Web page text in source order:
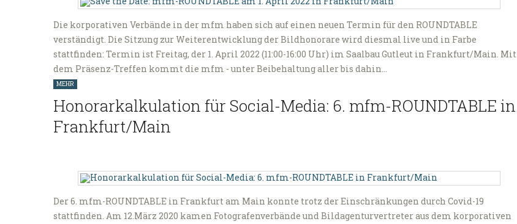
Die korporativen Verbände in der mfm haben sich auf einen neuen Termin für den ROUNDTABLE
verständigt. Die Sitzung zur Weiterentwicklung der Bildhonorare wird diesmal live und in Farbe
stattfinden: Termin ist Freitag, der 1. April 2022 (11:00-16:00 Uhr) im Saalbau Gutleut in Frankfurt/Main. Mit
dem Präsenz-Treffen kommt die mfm - unter Beibehaltung aller bis dahin…
MEHR
Honorarkalkulation für Social-Media: 6. mfm-ROUNDTABLE in
Frankfurt/Main
Der 6. mfm-ROUNDTABLE in Frankfurt am Main konnte trotz der Einschränkungen durch Covid-19
stattfinden. Am 12.März 2020 kamen Fotografenverbände und Bildagenturvertreter aus dem korporativen